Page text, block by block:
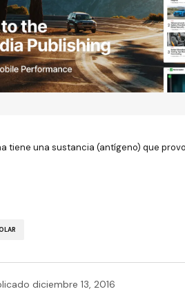
tiene una sustancia (antígeno) que
diciembre 13, 2016